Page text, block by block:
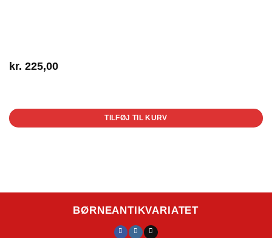
kr. 225,00
TILFØJ TIL KURV
BØRNEANTIKVARIATET